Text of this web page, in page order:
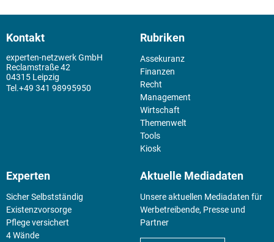
Kontakt
experten-netzwerk GmbH
Reclamstraße 42
04315 Leipzig
+49 341 98995950
Rubriken
Assekuranz
Finanzen
Recht
Management
Wirtschaft
Themenwelt
Tools
Kiosk
Experten
Sicher Selbstständig
Existenz­vorsorge
Pflege versichert
4 Wände
Aktuelle Mediadaten
Unsere aktuellen Mediadaten für
Werbetreibende, Presse und
Partner